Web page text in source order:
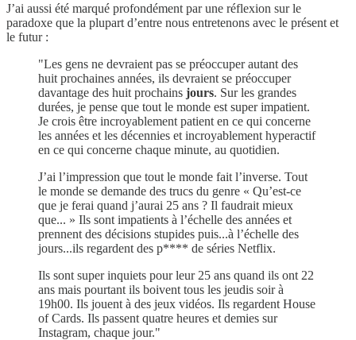
J’ai aussi été marqué profondément par une réflexion sur le
paradoxe que la plupart d’entre nous entretenons avec le présent et
le futur :
"Les gens ne devraient pas se préoccuper autant des
huit prochaines années, ils devraient se préoccuper
davantage des huit prochains jours. Sur les grandes
durées, je pense que tout le monde est super impatient.
Je crois être incroyablement patient en ce qui concerne
les années et les décennies et incroyablement hyperactif
en ce qui concerne chaque minute, au quotidien.
J’ai l’impression que tout le monde fait l’inverse. Tout
le monde se demande des trucs du genre « Qu’est-ce
que je ferai quand j’aurai 25 ans ? Il faudrait mieux
que... » Ils sont impatients à l’échelle des années et
prennent des décisions stupides puis...à l’échelle des
jours...ils regardent des p**** de séries Netflix.
Ils sont super inquiets pour leur 25 ans quand ils ont 22
ans mais pourtant ils boivent tous les jeudis soir à
19h00. Ils jouent à des jeux vidéos. Ils regardent House
of Cards. Ils passent quatre heures et demies sur
Instagram, chaque jour."